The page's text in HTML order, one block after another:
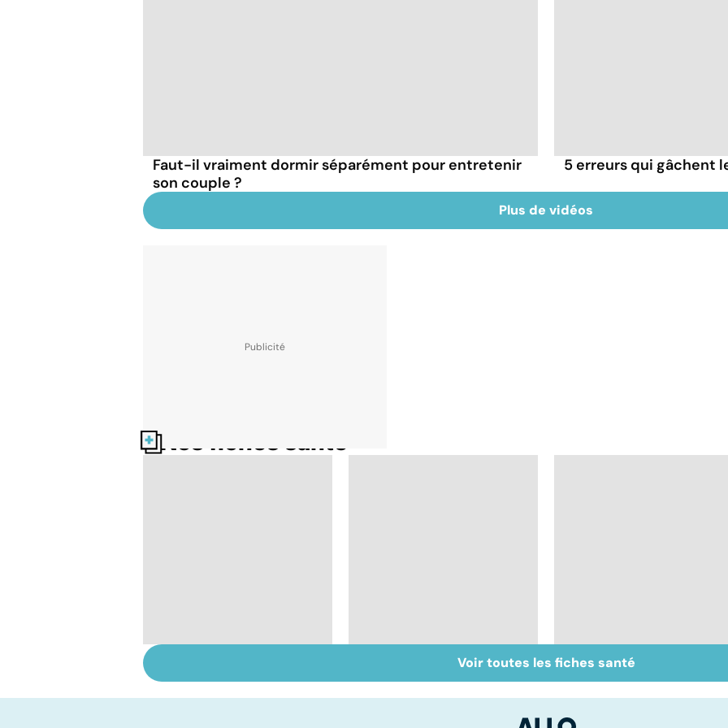
Faut-il vraiment dormir séparément pour entretenir
son couple ?
5 erreurs qui gâchent
Plus de vidéos
Nos fiches santé
et PMA, des liens
Le sperme : son
odeur, sa couleur, sa
Sexe : comment
retrouver sa libido ?
Voir toutes les fiches santé